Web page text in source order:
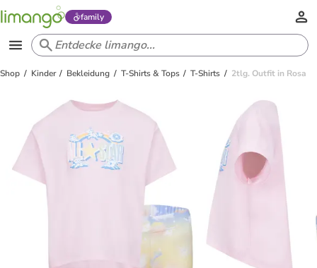
family
Shop Kinder Bekleidung T-Shirts & Tops T-Shirts 2tlg. Outfit in Rosa